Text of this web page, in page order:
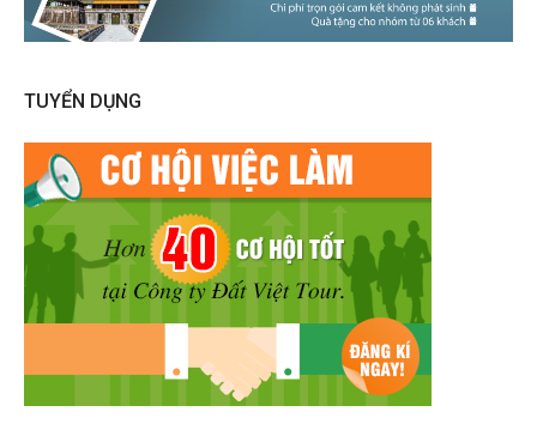
TUYỂN DỤNG